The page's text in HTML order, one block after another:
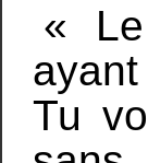
« Le
ayant
Tu